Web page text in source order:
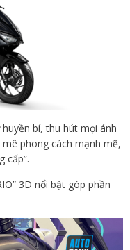
huyền bí,thu hút mọi ánh
phong cách mạnh mẽ,
cấp”.
3D nổi bật góp phần